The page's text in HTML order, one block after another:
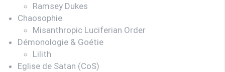
Ramsey Dukes
Chaosophie
Misanthropic Luciferian Order
Démonologie & Goétie
Lilith
Eglise de Satan (CoS)